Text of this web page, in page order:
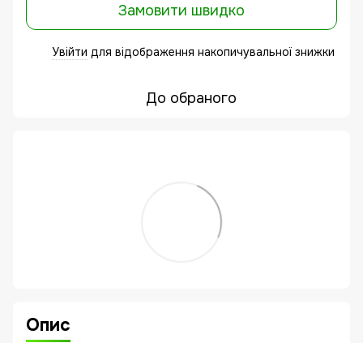
Замовити швидко
Увійти для відображення накопичувальної знижки
До обраного
Опис